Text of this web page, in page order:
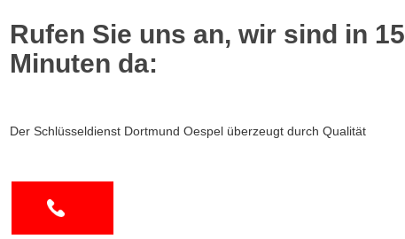
Rufen Sie uns an, wir sind in 15
Minuten da:
Der Schlüsseldienst Dortmund Oespel überzeugt durch Qualität